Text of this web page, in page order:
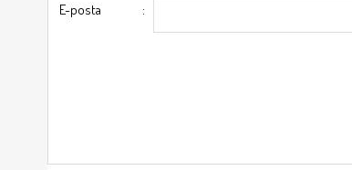
E-posta :